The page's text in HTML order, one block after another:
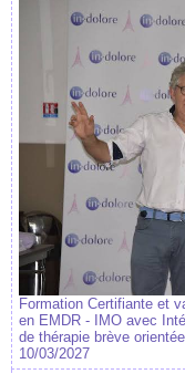
Formation Certifiante et
en EMDR - IMO avec
de thérapie brève
10/03/2027